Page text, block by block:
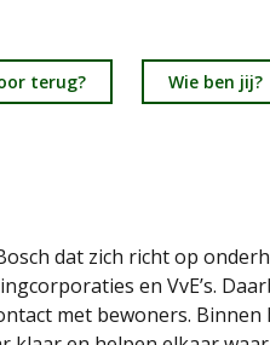
terug? Wie ben jij?
dat zich richt op
en VvE’s.
met bewoners. Binnen